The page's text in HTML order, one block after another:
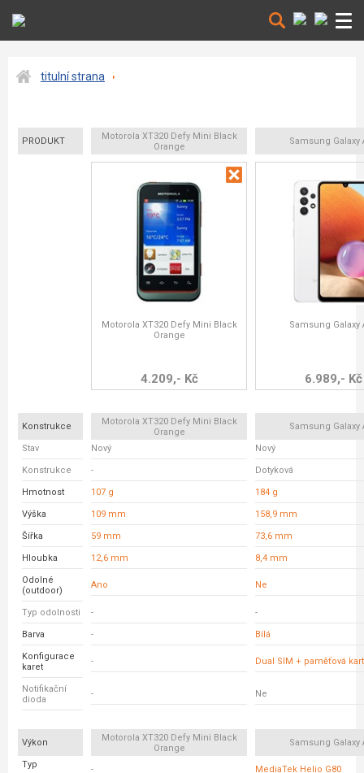
titulní strana
PRODUKT
Motorola XT320 Defy Mini Black
Orange
Samsung Galaxy
Motorola XT320 Defy Mini Black
Orange
4.209,- Kč
Samsung Galaxy
6.989,- Kč
Konstrukce
Motorola XT320 Defy Mini Black
Orange
Samsung Galaxy
Stav Nový Nový
Konstrukce - Dotyková
Hmotnost 107 g 184 g
Výška 109 mm 158,9 mm
Šířka 59 mm 73,6 mm
Hloubka 12,6 mm 8,4 mm
Odolné
(outdoor)
Ano Ne
Typ odolnosti - -
Barva - Bílá
Konfigurace
karet
- Dual SIM + paměťová
Notifikační
dioda
- Ne
Výkon
Motorola XT320 Defy Mini Black
Orange
Samsung Galaxy
Typ
- MediaTek Helio G80